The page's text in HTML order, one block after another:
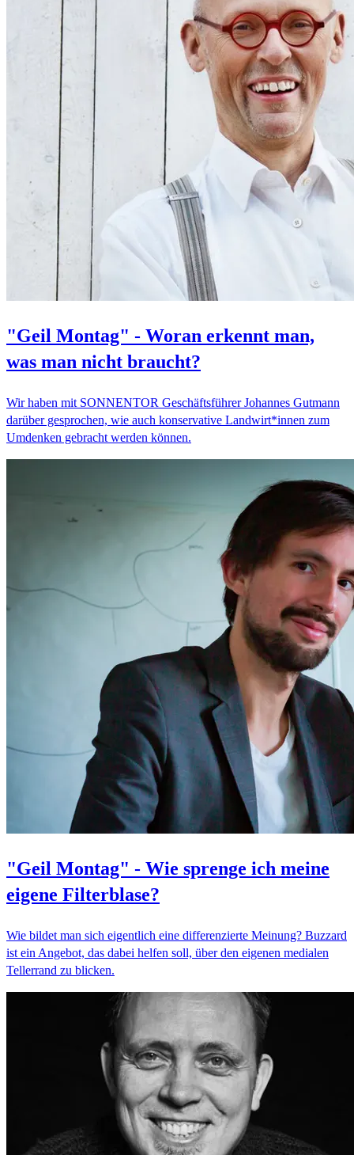
"Geil Montag" - Woran erkennt man,
was man nicht braucht?
Wir haben mit SONNENTOR Geschäftsführer Johannes Gutmann
darüber gesprochen, wie auch konservative Landwirt*innen zum
Umdenken gebracht werden können.
"Geil Montag" - Wie sprenge ich meine
eigene Filterblase?
Wie bildet man sich eigentlich eine differenzierte Meinung? Buzzard
ist ein Angebot, das dabei helfen soll, über den eigenen medialen
Tellerrand zu blicken.